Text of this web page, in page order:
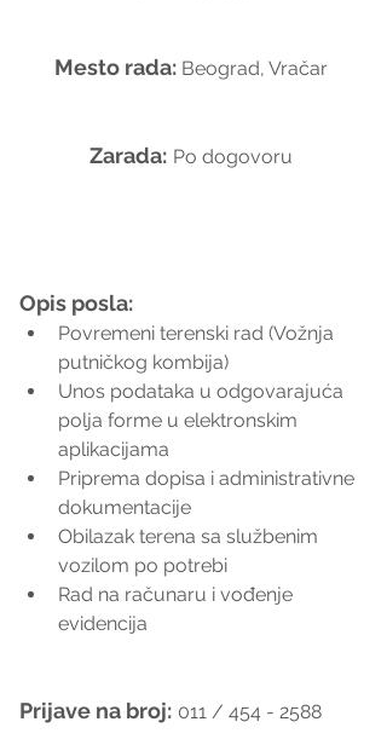
Mesto rada: Beograd, Vračar
Zarada: Po dogovoru
Opis posla:
Povremeni terenski rad (Vožnja
putničkog kombija)
Unos podataka u odgovarajuća
polja forme u elektronskim
aplikacijama
Priprema dopisa i administrativne
dokumentacije
Obilazak terena sa službenim
vozilom po potrebi
Rad na računaru i vođenje
evidencija
Prijave na broj: 011 / 454 - 2588